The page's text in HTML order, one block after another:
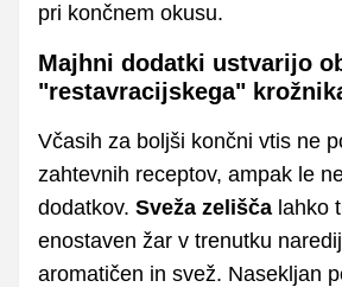
pri končnem okusu.
Majhni dodatki ustvarijo
"restavracijskega"
Včasih za boljši končni vtis ne
zahtevnih receptov, ampak le
dodatkov. Sveža zelišča lahko
enostaven žar v trenutku
aromatičen in svež. Nasekljan